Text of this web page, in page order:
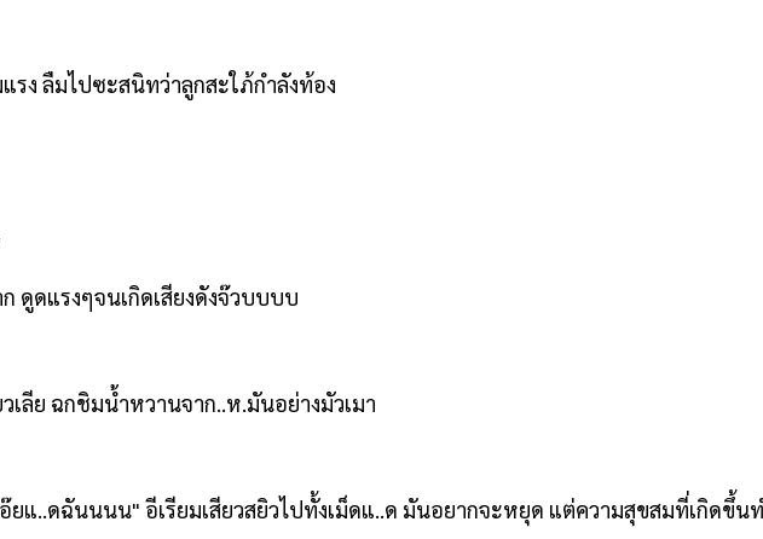
รง ลืมไปซะสนิทว่าลูกสะใภ้กำลังท้อง
ดูดแรงๆจนเกิดเสียงดังจ๊วบบบบ
เลีย ฉกชิมน้ำหวานจาก..ห.มันอย่างมัวเมา
ยแ..ดฉันนนน" อีเรียมเสียวสยิวไปทั้งเม็ดแ..ด มันอยากจะหยุด แต่ความสุขสมที่เกิดขึ้